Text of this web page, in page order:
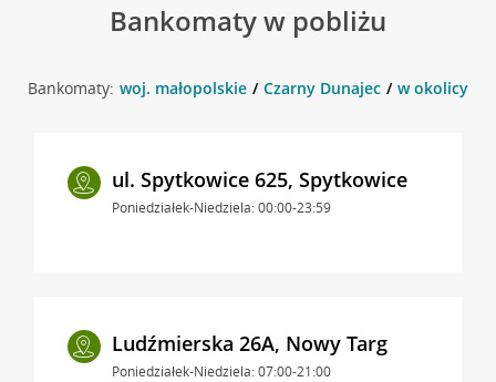
Bankomaty w pobliżu
Bankomaty: woj. małopolskie Czarny Dunajec w okolicy ul.
ul. Spytkowice 625, Spytkowice
Poniedziałek-Niedziela: 00:00-23:59
Ludźmierska 26A, Nowy Targ
Poniedziałek-Niedziela: 07:00-21:00